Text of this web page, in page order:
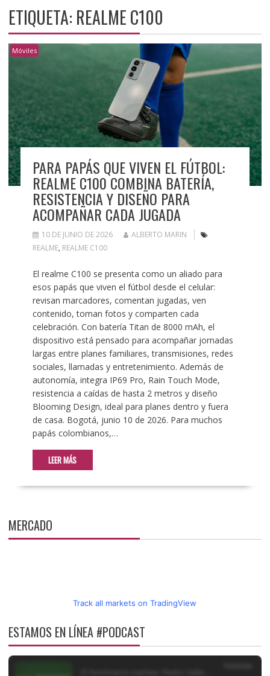
ETIQUETA: REALME C100
Móviles
PARA PAPÁS QUE VIVEN EL FÚTBOL:
REALME C100 COMBINA BATERÍA,
RESISTENCIA Y DISEÑO PARA
ACOMPAÑAR CADA JUGADA
10 DE JUNIO DE 2026
ALBERTO MARIN
REALME, REALME C100
El realme C100 se presenta como un aliado para
esos papás que viven el fútbol desde el celular:
revisan marcadores, comentan jugadas, ven
contenido, toman fotos y comparten cada
celebración. Con batería Titan de 8000 mAh, el
dispositivo está pensado para acompañar jornadas
largas entre planes familiares, transmisiones, redes
sociales, llamadas y entretenimiento. Además de
autonomía, integra IP69 Pro, Rain Touch Mode,
resistencia a caídas de hasta 2 metros y diseño
Blooming Design, ideal para planes dentro y fuera
de casa. Bogotá, junio 10 de 2026. Para muchos
papás colombianos,…
LEER MÁS
MERCADO
Track all markets on TradingView
ESTAMOS EN LÍNEA #PODCAST